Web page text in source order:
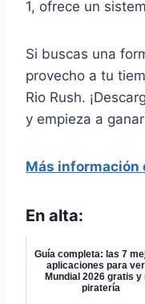
1, ofrece un
Si buscas una
provecho a tu
Rio Rush.
y empieza a
Más información
En alta:
Guía completa: las 7
aplicaciones para ver
Mundial 2026 gratis y
piratería